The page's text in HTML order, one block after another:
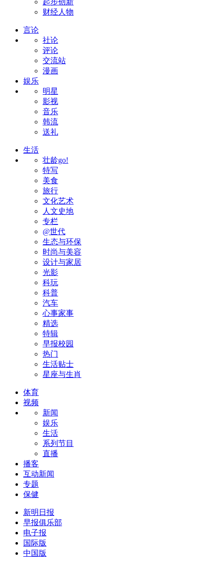
起步创新
财经人物
言论
社论
评论
交流站
漫画
娱乐
明星
影视
音乐
韩流
送礼
生活
壮龄go!
特写
美食
旅行
文化艺术
人文史地
专栏
@世代
生态与环保
时尚与美容
设计与家居
光影
科玩
科普
汽车
心事家事
精选
特辑
早报校园
热门
生活贴士
星座与生肖
体育
视频
新闻
娱乐
生活
系列节目
直播
播客
互动新闻
专题
保健
新明日报
早报俱乐部
电子报
国际版
中国版